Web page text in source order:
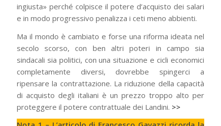
ingiusta» perché colpisce il potere d’acquisto dei salari
e in modo progressivo penalizza i ceti meno abbienti.
Ma il mondo è cambiato e forse una riforma ideata nel
secolo scorso, con ben altri poteri in campo sia
sindacali sia politici, con una situazione e cicli economici
completamente diversi, dovrebbe spingerci a
ripensare la contrattazione. La riduzione della capacità
di acquisto degli italiani è un prezzo troppo alto per
proteggere il potere contrattuale dei Landini. >>